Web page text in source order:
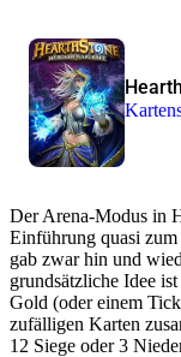
Der Arena-Modus in
Einführung quasi zum
gab zwar hin und
grundsätzliche Idee
Gold (oder einem
zufälligen Karten
12 Siege oder 3